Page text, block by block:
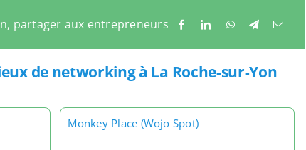
partager aux entrepreneurs
de networking à La Roche-sur-Yon
Monkey Place (Wojo Spot)